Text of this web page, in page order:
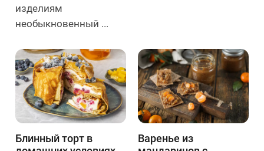
изделиям
необыкновенный ...
Блинный торт в
Варенье из